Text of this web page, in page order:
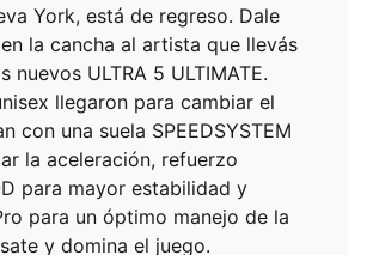
York, está de regreso. Dale
la cancha al artista que llevás
nuevos ULTRA 5 ULTIMATE.
llegaron para cambiar el
con una suela SPEEDSYSTEM
la aceleración, refuerzo
para mayor estabilidad y
para un óptimo manejo de la
y domina el juego.